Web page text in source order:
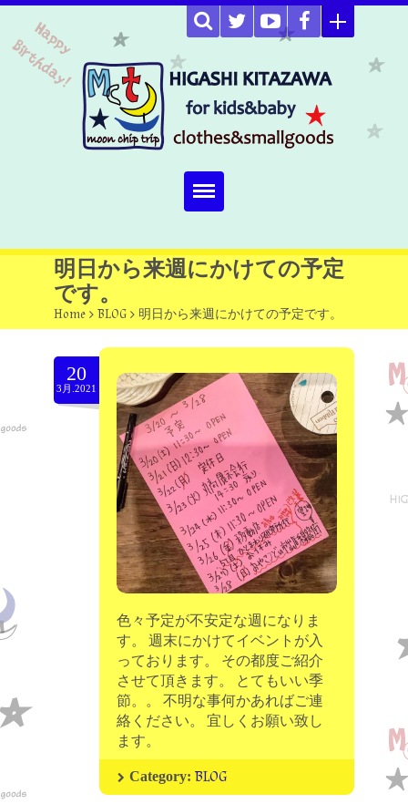
Home
about
omutucake
moon chip trip original
my account
Store
minna kitchen komeco
contact
明日から来週にかけての予定
です。
Home > BLOG > 明日から来週にかけての予定です。
20
3月.2021
色々予定が不安定な週になりま
す。 週末にかけてイベントが入
っております。 その都度ご紹介
させて頂きます。 とてもいい季
節。。 不明な事何かあればご連
絡ください。 宜しくお願い致し
ます。
Category: BLOG